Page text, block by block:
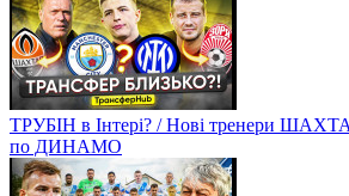
ТРУБІН в Інтері? / Нові тренери
по ДИНАМО